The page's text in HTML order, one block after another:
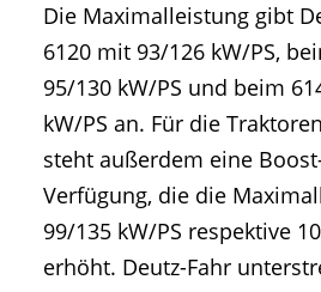
Die Maximalleistung gibt
6120 mit 93/126 kW/PS,
95/130 kW/PS und beim
kW/PS an. Für die
steht außerdem eine
Verfügung, die die
99/135 kW/PS respektive
erhöht. Deutz-Fahr